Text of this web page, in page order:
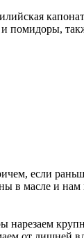
помидоры,
если
в масле и
нарезаем